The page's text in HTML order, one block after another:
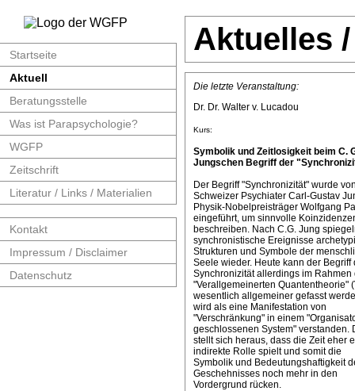
Startseite
Aktuell
Beratungsstelle
Was ist Parapsychologie?
WGFP
Zeitschrift
Literatur / Links / Materialien
Kontakt
Impressum / Disclaimer
Datenschutz
Aktuelles
Die letzte Veranstaltung:
Dr. Dr. Walter v. Lucadou
Kurs:
Symbolik und Zeitlosigkeit beim C.
Jungschen Begriff der
Der Begriff "Synchronizität" wurde
Schweizer Psychiater Carl-Gustav
Physik-Nobelpreisträger Wolfgang
eingeführt, um sinnvolle
beschreiben. Nach C.G. Jung
synchronistische Ereignisse
Strukturen und Symbole der
Seele wieder. Heute kann der Begriff
Synchronizität allerdings im Rahmen
"Verallgemeinerten Quantentheorie"
wesentlich allgemeiner gefasst
wird als eine Manifestation von
"Verschränkung" in einem
geschlossenen System" verstanden.
stellt sich heraus, dass die Zeit eher
indirekte Rolle spielt und somit die
Symbolik und Bedeutungshaftigkeit
Geschehnisses noch mehr in den
Vordergrund rücken.